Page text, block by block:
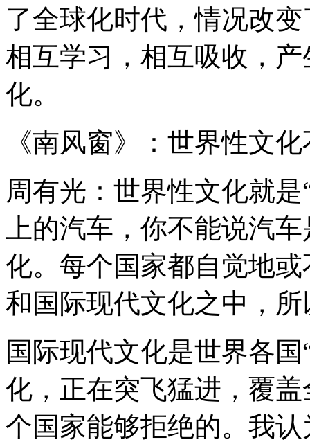
了全球化时代，情况改
相互学习，相互吸收，
化。
《南风窗》：世界性文
周有光：世界性文化就
上的汽车，你不能说汽
化。每个国家都自觉地
和国际现代文化之中，
国际现代文化是世界各
化，正在突飞猛进，覆
个国家能够拒绝的。我